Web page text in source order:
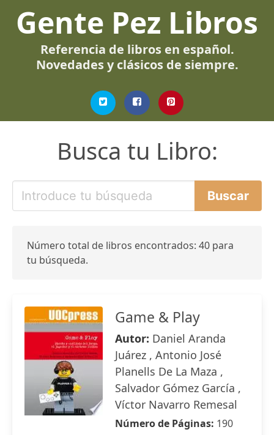
Gente Pez Libros
Referencia de libros en español.
Novedades y clásicos de siempre.
Busca tu Libro:
Número total de libros encontrados: 40 para
tu búsqueda.
Game & Play
Autor: Daniel Aranda
Juárez , Antonio José
Planells De La Maza ,
Salvador Gómez García ,
Víctor Navarro Remesal
Número de Páginas: 190